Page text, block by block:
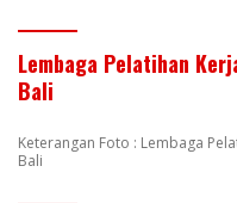
Lembaga Pelatihan
Bali
Keterangan Foto : Lembaga
Bali